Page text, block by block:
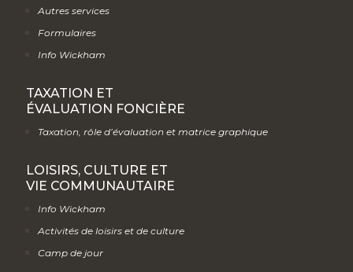
Autres services
Formulaires
Info Wickham
TAXATION ET
ÉVALUATION FONCIÈRE
Taxation, rôle d’évaluation et matrice graphique
LOISIRS, CULTURE ET
VIE COMMUNAUTAIRE
Info Wickham
Activités de loisirs et de culture
Camp de jour